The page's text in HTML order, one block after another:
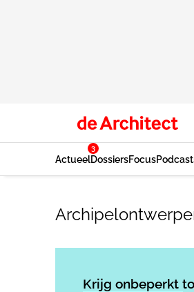
Actueel
3
DossiersFocus
Krijg onbeperkt